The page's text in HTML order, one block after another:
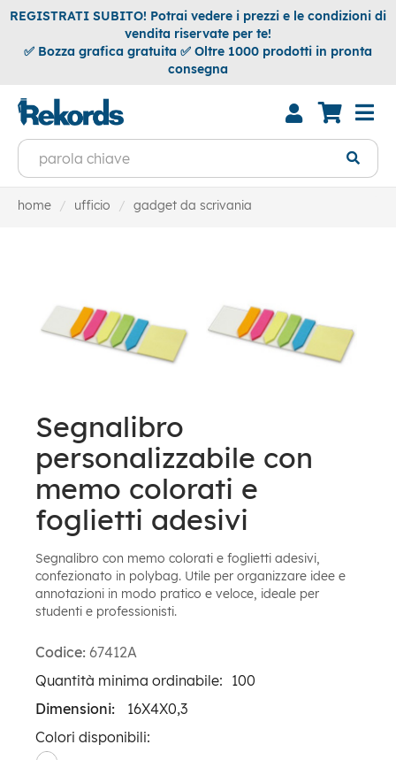
REGISTRATI SUBITO! Potrai vedere i prezzi e le condizioni di
vendita riservate per te!
✅ Bozza grafica gratuita ✅ Oltre 1000 prodotti in pronta
consegna
home ufficio gadget da scrivania
Segnalibro
personalizzabile con
memo colorati e
foglietti adesivi
Segnalibro con memo colorati e foglietti adesivi,
confezionato in polybag. Utile per organizzare idee e
annotazioni in modo pratico e veloce, ideale per
studenti e professionisti.
Codice: 67412A
Quantità minima ordinabile: 100
Dimensioni:
16X4X0,3
Colori disponibili: